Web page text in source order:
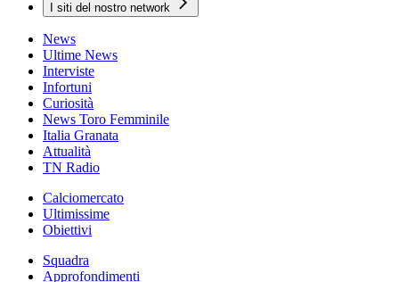
I siti del nostro network
News
Ultime News
Interviste
Infortuni
Curiosità
News Toro Femminile
Italia Granata
Attualità
TN Radio
Calciomercato
Ultimissime
Obiettivi
Squadra
Approfondimenti